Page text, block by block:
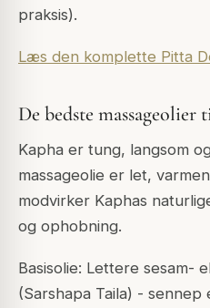
praksis).
Læs den komplette Pitta
De bedste massageolier
Kapha er tung, langsom
massageolie er let,
modvirker Kaphas
og ophobning.
Basisolie: Lettere sesam-
(Sarshapa Taila) - sennep